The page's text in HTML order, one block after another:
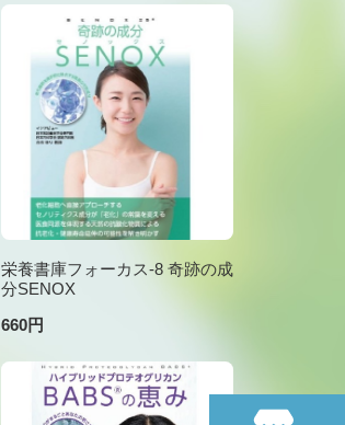
栄養書庫フォーカス-8 奇跡の成
分SENOX
660円